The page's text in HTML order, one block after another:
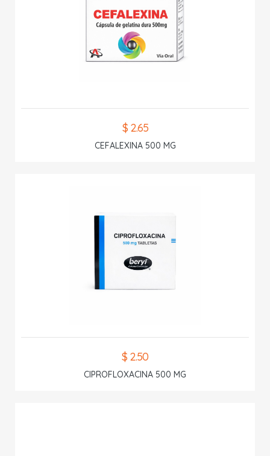
$ 2.65
CEFALEXINA 500 MG
$ 2.50
CIPROFLOXACINA 500 MG